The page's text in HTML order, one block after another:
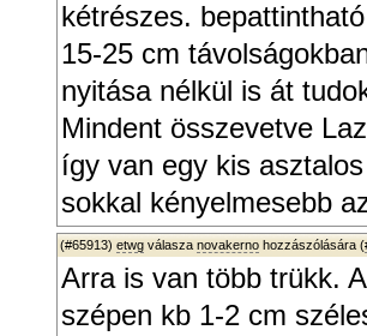
kétrészes.
15-25 cm
nyitása nélkül is át
Mindent összevetve
így van egy kis
sokkal kényelmesebb
(#65913) etwg válasza novakerno hozzászólására (
Arra is van több trükk.
szépen kb 1-2 cm